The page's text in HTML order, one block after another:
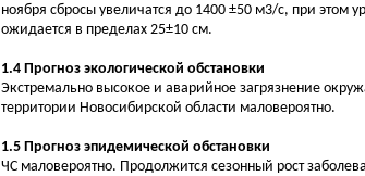
ноября сбросы увеличатся до 1400 ±50 м3/с, при этом
ожидается в пределах 25±10 см.
1.4 Прогноз экологической обстановки
Экстремально высокое и аварийное загрязнение
территории Новосибирской области маловероятно.
1.5 Прогноз эпидемической обстановки
ЧС маловероятно. Продолжится сезонный рост